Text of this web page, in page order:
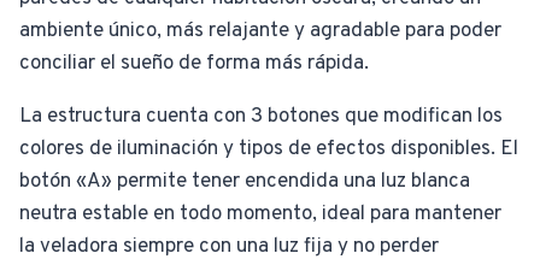
ambiente único, más relajante y agradable para poder
conciliar el sueño de forma más rápida.
La estructura cuenta con 3 botones que modifican los
colores de iluminación y tipos de efectos disponibles. El
botón «A» permite tener encendida una luz blanca
neutra estable en todo momento, ideal para mantener
la veladora siempre con una luz fija y no perder